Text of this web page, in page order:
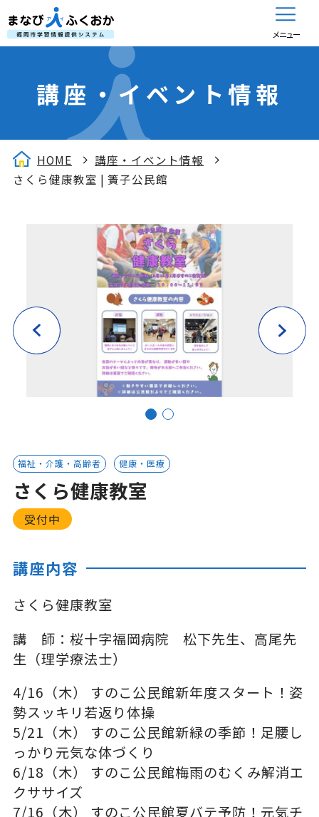
メニュー
講座・イベント情報
HOME
講座・イベント情報
さくら健康教室 | 簀子公民館
福祉・介護・高齢者 健康・医療
さくら健康教室
受付中
講座内容
さくら健康教室
講 師：桜十字福岡病院 松下先生、高尾先
生（理学療法士）
4/16（木） すのこ公民館新年度スタート！姿
勢スッキリ若返り体操
5/21（木） すのこ公民館新緑の季節！足腰し
っかり元気な体づくり
6/18（木） すのこ公民館梅雨のむくみ解消エ
クササイズ
7/16（木） すのこ公民館夏バテ予防！元気チ